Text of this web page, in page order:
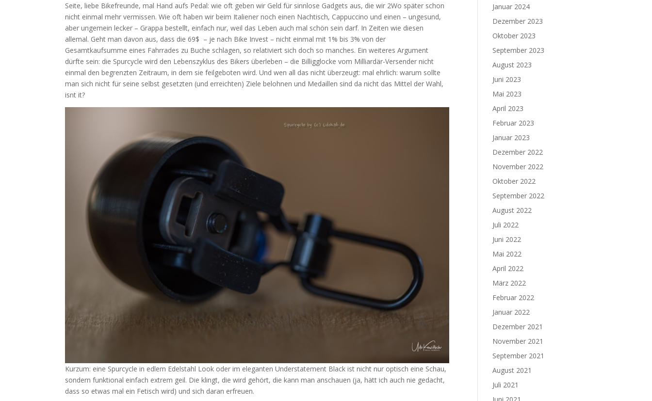
Seite, liebe Bikefreunde, mal Hand aufs Pedal: wie oft geben wir Geld für sinnlose Gadgets aus, die wir 2Wo später schon
nicht einmal mehr vermissen. Wie oft haben wir beim Italiener noch einen Nachtisch, Cappuccino und einen – ungesund,
aber ungemein lecker – Grappa bestellt, einfach nur, weil das Leben auch mal schön sein darf. In Zeiten wie diesen
allemal. Geht man davon aus, dass die 69$ – je nach Bike Invest – nicht einmal mit 1% bis 3% von der
Gesamtkaufsumme eines Fahrrades zu Buche schlagen, so relativiert sich doch so manches. Ein weiteres Argument
dürfte sein: die Spurcycle wird den Lebenszyklus des Bikers überleben – die Billigglocke vom Milliardär-Versender nicht
einmal den begrenzten Zeitraum, in dem sie feilgeboten wird. Und wen all das nicht überzeugt: mal ehrlich: warum sollte
man sich nicht für seine selbst gesetzten (und erreichten) Ziele belohnen und Medaillen sind da nicht das Mittel der Wahl,
isnt it?
Kurzum: eine Spurcycle in edlem Edelstahl Look oder im eleganten Understatement Black ist nicht nur optisch eine Schau,
sondern funktional einfach extrem geil. Die klingt, die wird gehört, die kann man anschauen (ja, hätt ich auch nie gedacht,
dass so etwas mal ein Fetisch wird) und sich daran erfreuen.
Januar 2024
Dezember 2023
Oktober 2023
September 2023
August 2023
Juni 2023
Mai 2023
April 2023
Februar 2023
Januar 2023
Dezember 2022
November 2022
Oktober 2022
September 2022
August 2022
Juli 2022
Juni 2022
Mai 2022
April 2022
März 2022
Februar 2022
Januar 2022
Dezember 2021
November 2021
September 2021
August 2021
Juli 2021